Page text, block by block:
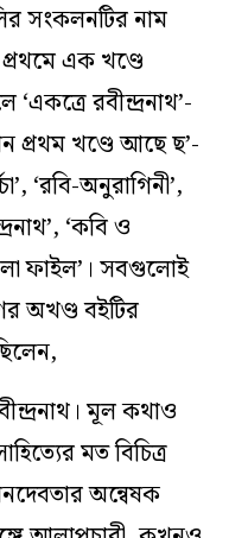
সংকলনটির নাম
প্রথমে এক খণ্ডে
রবীন্দ্রনাথ’-
প্রথম খণ্ডে আছে ছ’-
‘রবি-অনুরাগিনী’,
‘কবি ও
ফাইল’। সবগুলোই
অখণ্ড বইটির
মূল কথাও
মত বিচিত্র
অন্বেষক